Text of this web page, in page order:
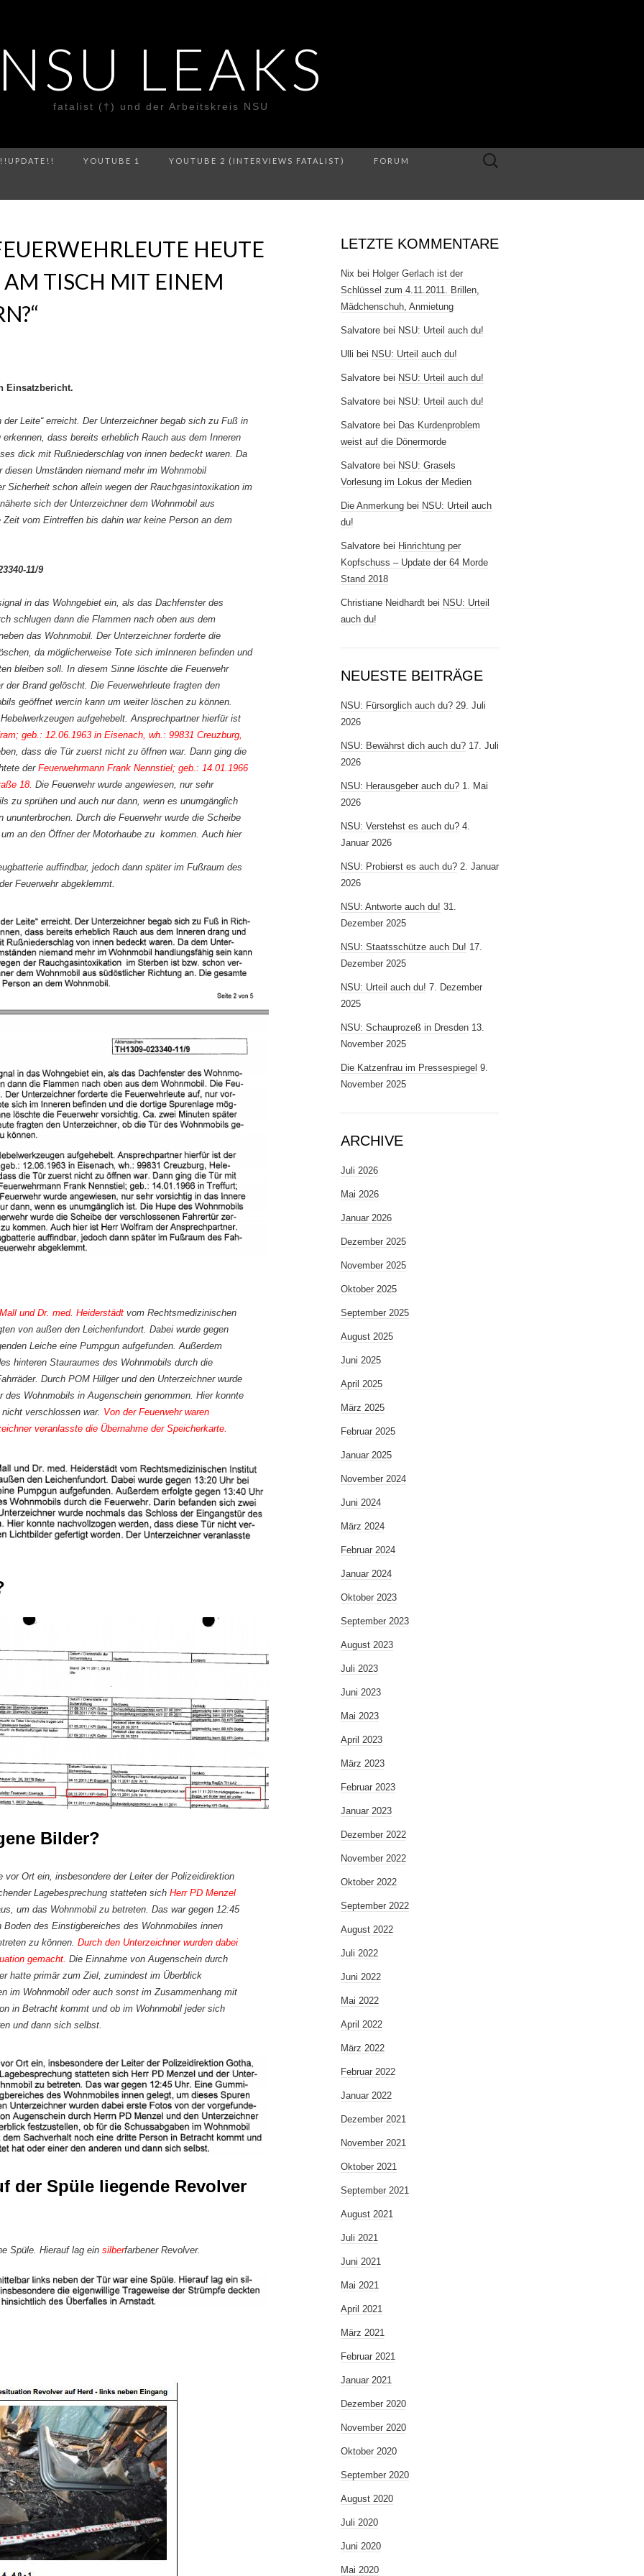
LEAKS
fatalist (†) und der Arbeitskreis NSU
YOUTUBE 1 YOUTUBE 2 (INTERVIEWS FATALIST) FORUM
Suche
HEUTE
AM TISCH MIT EINEM
Einsatzbericht.
Leite“ erreicht. Der Unterzeichner begab sich zu Fuß in
dass bereits erheblich Rauch aus dem Inneren
dick mit Rußniederschlag von innen bedeckt waren. Da
Umständen niemand mehr im Wohnmobil
Sicherheit schon allein wegen der Rauchgasintoxikation im
sich der Unterzeichner dem Wohnmobil aus
vom Eintreffen bis dahin war keine Person an dem
11/9
in das Wohngebiet ein, als das Dachfenster des
schlugen dann die Flammen nach oben aus dem
das Wohnmobil. Der Unterzeichner forderte die
da möglicherweise Tote sich imInneren befinden und
bleiben soll. In diesem Sinne löschte die Feuerwehr
Brand gelöscht. Die Feuerwehrleute fragten den
geöffnet wercin kann um weiter löschen zu können.
aufgehebelt. Ansprechpartner hierfür ist
geb.: 12.06.1963 in Eisenach, wh.: 99831 Creuzburg,
dass die Tür zuerst nicht zu öffnen war. Dann ging die
der Feuerwehrmann Frank Nennstiel; geb.: 14.01.1966
18. Die Feuerwehr wurde angewiesen, nur sehr
zu sprühen und auch nur dann, wenn es unumgänglich
Durch die Feuerwehr wurde die Scheibe
an den Öffner der Motorhaube zu kommen. Auch hier
auffindbar, jedoch dann später im Fußraum des
Feuerwehr abgeklemmt.
und Dr. med. Heiderstädt vom Rechtsmedizinischen
von außen den Leichenfundort. Dabei wurde gegen
Leiche eine Pumpgun aufgefunden. Außerdem
hinteren Stauraumes des Wohnmobils durch die
Durch POM Hillger und den Unterzeichner wurde
Wohnmobils in Augenschein genommen. Hier konnte
verschlossen war. Von der Feuerwehr waren
veranlasste die Übernahme der Speicherkarte.
Bilder?
Ort ein, insbesondere der Leiter der Polizeidirektion
Lagebesprechung statteten sich Herr PD Menzel
um das Wohnmobil zu betreten. Das war gegen 12:45
des Einstigbereiches des Wohnmobiles innen
zu können. Durch den Unterzeichner wurden dabei
gemacht. Die Einnahme von Augenschein durch
hatte primär zum Ziel, zumindest im Überblick
im Wohnmobil oder auch sonst im Zusammenhang mit
in Betracht kommt und ob im Wohnmobil jeder sich
und dann sich selbst.
der Spüle liegende Revolver
Spüle. Hierauf lag ein silberfarbener Revolver.
LETZTE KOMMENTARE
Nix bei Holger Gerlach ist der
Schlüssel zum 4.11.2011. Brillen,
Mädchenschuh, Anmietung
Salvatore bei NSU: Urteil auch du!
Ulli bei NSU: Urteil auch du!
Salvatore bei NSU: Urteil auch du!
Salvatore bei NSU: Urteil auch du!
Salvatore bei Das Kurdenproblem
weist auf die Dönermorde
Salvatore bei NSU: Grasels
Vorlesung im Lokus der Medien
Die Anmerkung bei NSU: Urteil auch
du!
Salvatore bei Hinrichtung per
Kopfschuss – Update der 64 Morde
Stand 2018
Christiane Neidhardt bei NSU: Urteil
auch du!
NEUESTE BEITRÄGE
NSU: Fürsorglich auch du? 29. Juli
2026
NSU: Bewährst dich auch du? 17. Juli
2026
NSU: Herausgeber auch du? 1. Mai
2026
NSU: Verstehst es auch du? 4.
Januar 2026
NSU: Probierst es auch du? 2. Januar
2026
NSU: Antworte auch du! 31.
Dezember 2025
NSU: Staatsschütze auch Du! 17.
Dezember 2025
NSU: Urteil auch du! 7. Dezember
2025
NSU: Schauprozeß in Dresden 13.
November 2025
Die Katzenfrau im Pressespiegel 9.
November 2025
ARCHIVE
Juli 2026
Mai 2026
Januar 2026
Dezember 2025
November 2025
Oktober 2025
September 2025
August 2025
Juni 2025
April 2025
März 2025
Februar 2025
Januar 2025
November 2024
Juni 2024
März 2024
Februar 2024
Januar 2024
Oktober 2023
September 2023
August 2023
Juli 2023
Juni 2023
Mai 2023
April 2023
März 2023
Februar 2023
Januar 2023
Dezember 2022
November 2022
Oktober 2022
September 2022
August 2022
Juli 2022
Juni 2022
Mai 2022
April 2022
März 2022
Februar 2022
Januar 2022
Dezember 2021
November 2021
Oktober 2021
September 2021
August 2021
Juli 2021
Juni 2021
Mai 2021
April 2021
März 2021
Februar 2021
Januar 2021
Dezember 2020
November 2020
Oktober 2020
September 2020
August 2020
Juli 2020
Juni 2020
Mai 2020